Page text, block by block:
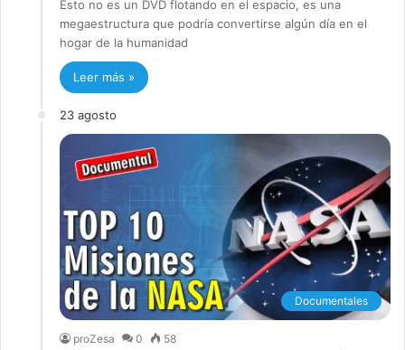
Esto no es un DVD flotando en el espacio, es una
megaestructura que podría convertirse algún día en el
hogar de la humanidad
Leer más »
23 agosto
Documentales
proZesa 0 58